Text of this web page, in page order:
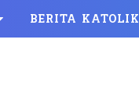
BERITA KATOLIK